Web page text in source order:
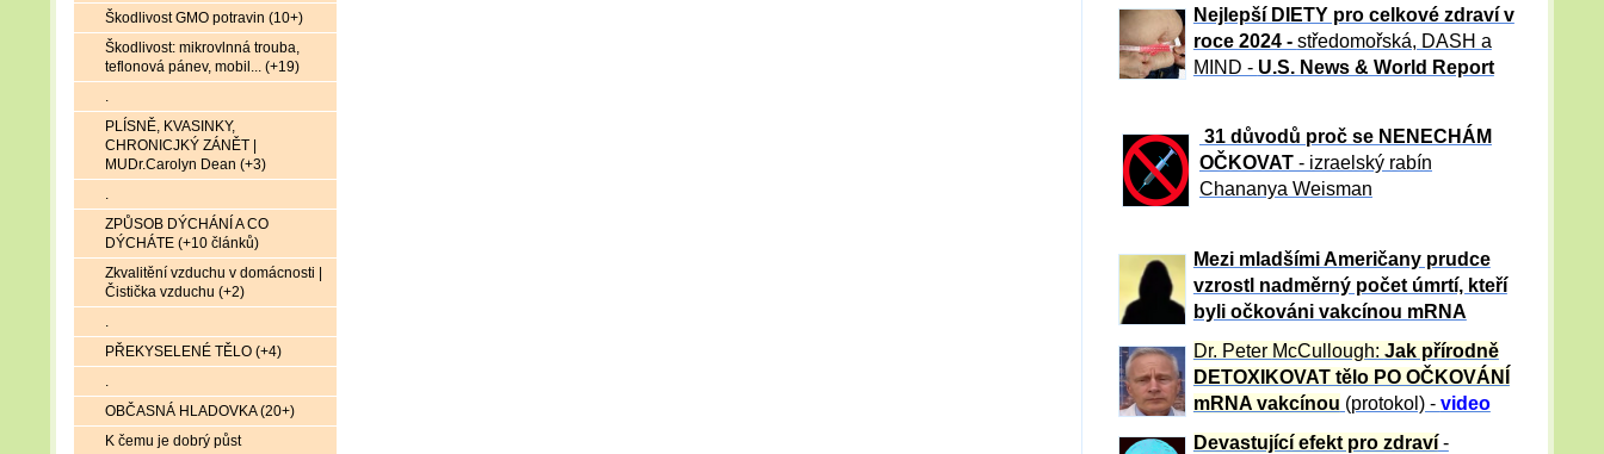
Nejlepší DIETY pro celkové zdraví v
roce 2024 - středomořská, DASH a
MIND - U.S. News & World Report
31 důvod ů proč se NENECHÁM
OČKOVAT - izraelský rabín
Chananya Weisman
Mezi mladšími Američany prudce
vzrostl nadměrný počet úmrtí, kteří
byli očkováni vakcínou mRNA
Dr. Peter McCullough: Jak přírodně
DETOXIKOVAT tělo PO OČKOVÁNÍ
mRNA vakcínou (protokol) - video
Devastující efekt pro zdraví-
Škodlivost GMO potravin (10+)
Škodlivost: mikrovlnná trouba,
teflonová pánev, mobil... (+19)
.
PLÍSNĚ, KVASINKY,
CHRONICJKÝ ZÁNĚT |
MUDr.Carolyn Dean (+3)
.
ZPŮSOB DÝCHÁNÍ A CO
DÝCHÁTE (+10 článků)
Zkvalitění vzduchu v domácnosti |
Čistička vzduchu (+2)
.
PŘEKYSELENÉ TĚLO (+4)
.
OBČASNÁ HLADOVKA (20+)
K čemu je dobrý půst